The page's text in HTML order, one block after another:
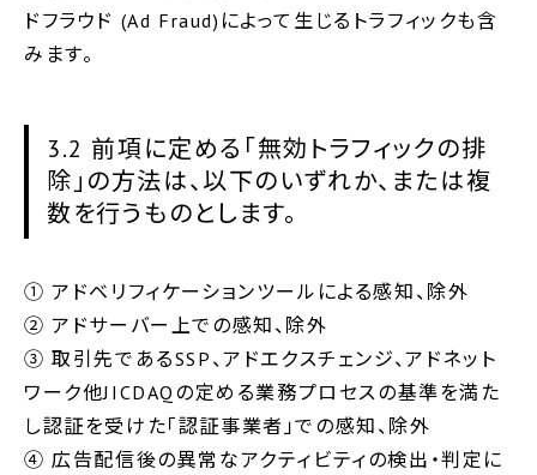
ドフラウド (Ad Fraud)によって生じるトラフィックも含
みます。
3.2 前項に定める「無効トラフィックの排
除」の方法は、以下のいずれか、または複
数を行うものとします。
① アドベリフィケーションツールによる感知、除外
② アドサーバー上での感知、除外
③ 取引先であるSSP、アドエクスチェンジ、アドネット
ワーク他JICDAQの定める業務プロセスの基準を満た
し認証を受けた「認証事業者」での感知、除外
④ 広告配信後の異常なアクティビティの検出・判定に